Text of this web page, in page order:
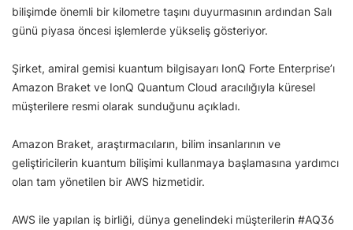
bilişimde önemli bir kilometre taşını duyurmasının ardından Salı
günü piyasa öncesi işlemlerde yükseliş gösteriyor.
Şirket, amiral gemisi kuantum bilgisayarı IonQ Forte Enterprise’ı
Amazon Braket ve IonQ Quantum Cloud aracılığıyla küresel
müşterilere resmi olarak sunduğunu açıkladı.
Amazon Braket, araştırmacıların, bilim insanlarının ve
geliştiricilerin kuantum bilişimi kullanmaya başlamasına yardımcı
olan tam yönetilen bir AWS hizmetidir.
AWS ile yapılan iş birliği, dünya genelindeki müşterilerin #AQ36